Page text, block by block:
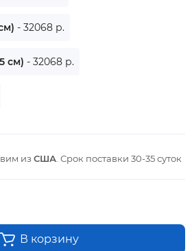
- 32068 р.
см) - 32068 р.
из США . Срок поставки 30-35 суток
В корзину